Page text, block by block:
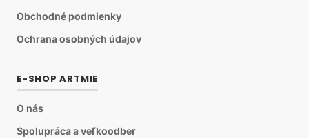
Obchodné podmienky
Ochrana osobných údajov
E-SHOP ARTMIE
O nás
Spolupráca a veľkoodber